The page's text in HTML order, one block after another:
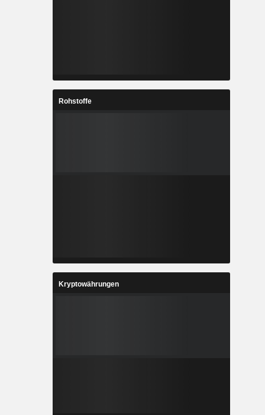
Rohstoffe
Kryptowährungen